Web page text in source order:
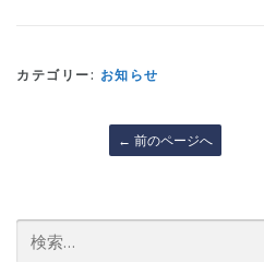
カテゴリー: お知らせ
← 前のページへ
索: